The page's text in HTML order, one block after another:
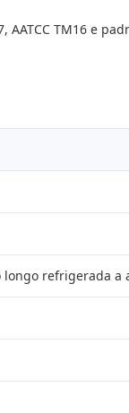
AATCC TM16 e
longo refrigerada a